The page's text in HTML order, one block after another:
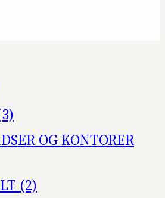
OG KONTORER
(2)